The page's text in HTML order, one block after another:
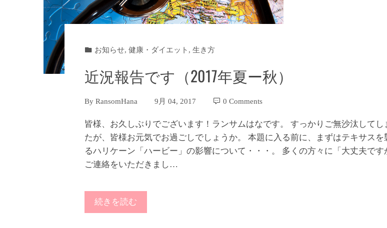
お知らせ,健康・ダイエット ,生き方
近況報告です（2017年夏ー秋）
ByRansomHana 9月 04, 2017 0 Comments
皆様、お久しぶりでございます！ランサムはなです。 すっかりご無沙汰してし
たが、皆様お元気でお過ごしでしょうか。 本題に入る前に、まずはテキサスを
るハリケーン「ハービー」の影響について・・・。 多くの方々に「大丈夫です
ご連絡をいただきまし…
続きを読む